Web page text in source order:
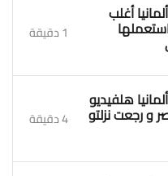
أغلب
1 دقيقة
هلفيديو
و رجعت نزلتو 4 دقيقة